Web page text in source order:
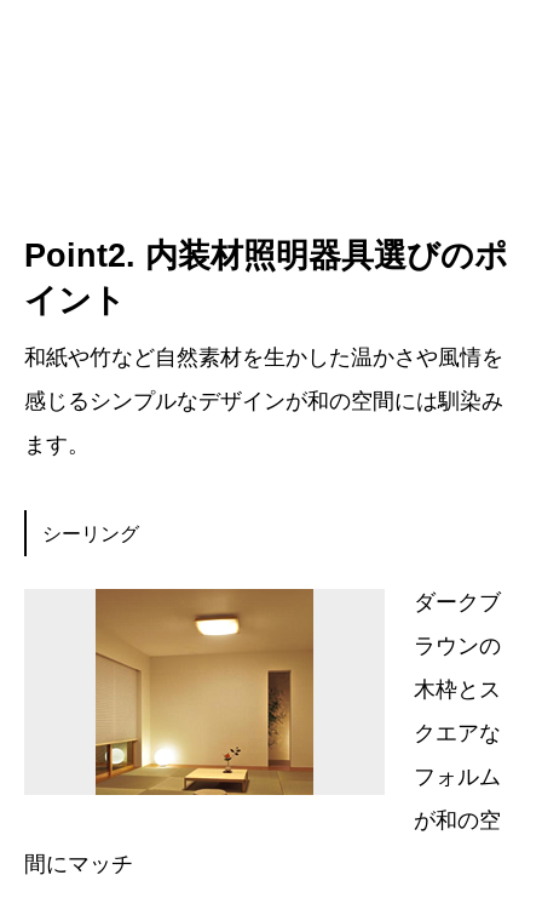
Point2. 内装材照明器具選びのポ
イント
和紙や竹など自然素材を生かした温かさや風情を
感じるシンプルなデザインが和の空間には馴染み
ます。
シーリング
ダークブ
ラウンの
木枠とス
クエアな
フォルム
が和の空
間にマッチ